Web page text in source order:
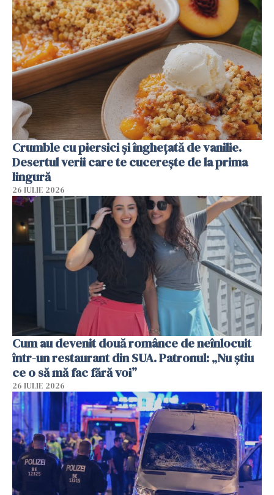
Crumble cu piersici și înghețată de vanilie.
Desertul verii care te cucerește de la prima
lingură
26 IULIE 2026
Cum au devenit două românce de neînlocuit
într-un restaurant din SUA. Patronul: „Nu știu
ce o să mă fac fără voi”
26 IULIE 2026